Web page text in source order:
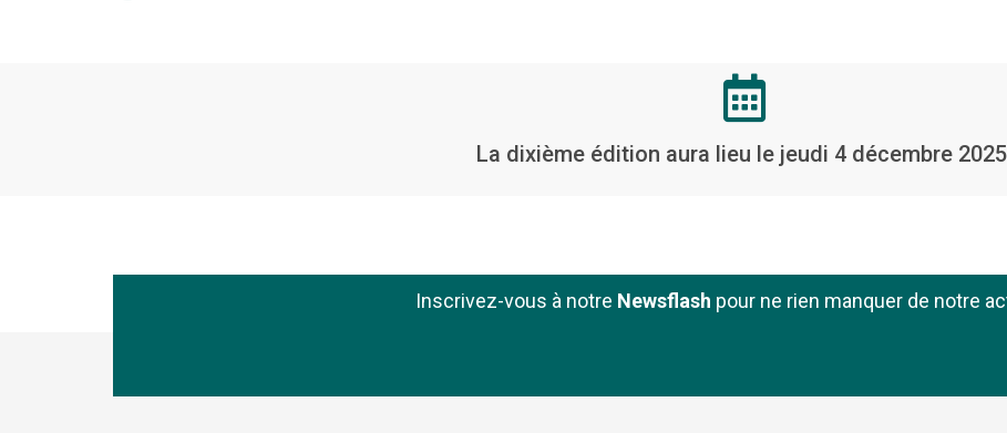
La dixième édition aura lieu le jeudi 4 décembre
Inscrivez-vous à notre Newsflash pour ne rien manquer de notre